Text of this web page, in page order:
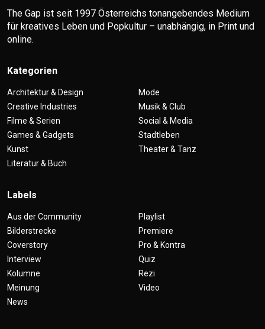
The Gap ist seit 1997 Österreichs tonangebendes Medium
für kreatives Leben und Popkultur – unabhängig, in Print und
online.
Kategorien
Architektur & Design
Creative Industries
Filme & Serien
Games & Gadgets
Kunst
Literatur & Buch
Mode
Musik & Club
Social & Media
Stadtleben
Theater & Tanz
Labels
Aus der Community
Bilderstrecke
Coverstory
Interview
Kolumne
Meinung
News
Playlist
Premiere
Pro & Kontra
Quiz
Rezi
Video